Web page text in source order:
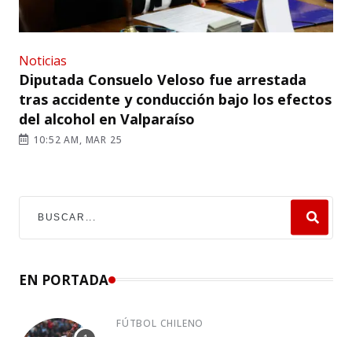
Noticias
Diputada Consuelo Veloso fue arrestada
tras accidente y conducción bajo los efectos
del alcohol en Valparaíso
10:52 AM, MAR 25
EN PORTADA
FÚTBOL CHILENO